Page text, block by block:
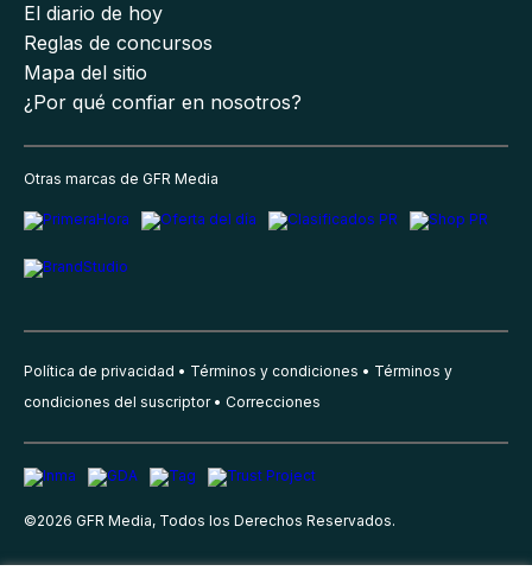
El diario de hoy
Reglas de concursos
Mapa del sitio
¿Por qué confiar en nosotros?
Otras marcas de GFR Media
Política de privacidad Términos y condiciones
Términos y
condiciones del suscriptor
Correcciones
©2026 GFR Media, Todos los Derechos Reservados.